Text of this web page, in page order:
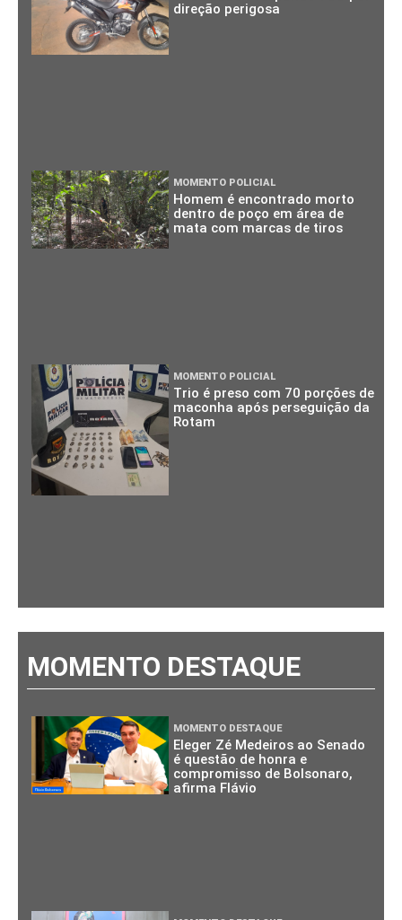
direção perigosa
MOMENTO POLICIAL
Homem é encontrado morto
dentro de poço em área de
mata com marcas de tiros
MOMENTO POLICIAL
Trio é preso com 70 porções de
maconha após perseguição da
Rotam
MOMENTO DESTAQUE
MOMENTO DESTAQUE
Eleger Zé Medeiros ao Senado
é questão de honra e
compromisso de Bolsonaro,
afirma Flávio